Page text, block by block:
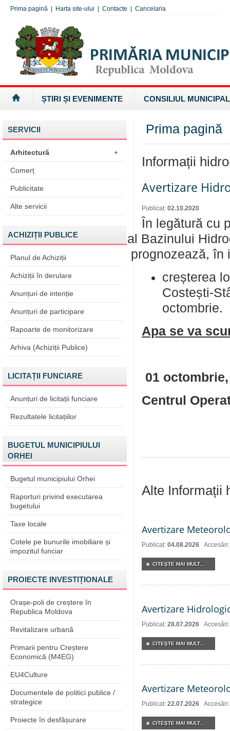
Prima pagină Harta site-ului Contacte Cancelaria
ȘTIRI ȘI EVENIMENTE CONSILIUL MUNICIPAL
SERVICII
Arhitectură +
Comerț
Publicitate
Alte servicii
ACHIZIȚII PUBLICE
Planul de Achiziții
Achiziții în derulare
Anunțuri de intenție
Anunțuri de participare
Rapoarte de monitorizare
Arhiva (Achiziții Publice)
LICITAȚII FUNCIARE
Anunțuri de licitații funciare
Rezultatele licitațiilor
BUGETUL MUNICIPIULUI
ORHEI
Bugetul municipiului Orhei
Raporturi privind executarea
bugetului
Taxe locale
Cotele pe bunurile imobiliare și
impozitul funciar
PROIECTE INVESTIȚIONALE
Orașe-poli de creștere în
Republica Moldova
Revitalizare urbană
Primarii pentru Creștere
Economică (M4EG)
EU4Culture
Documentele de politici publice /
strategice
Proiecte în desfășurare
Prima pagină
Informații
Avertizare
Publicat: 02.10.2020
În legătură cu
al Bazinului
prognozează, în
creșterea
Costești-
octombrie.
Apa se va
01
Centrul
Alte Informații
Avertizare
Publicat: 04.08.2026
CITEŞTE MAI MULT...
Avertizare
Publicat: 28.07.2026
CITEŞTE MAI MULT...
Avertizare
Publicat: 22.07.2026
CITEŞTE MAI MULT...